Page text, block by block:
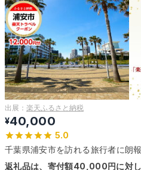
出展： 楽天ふるさと納税
¥40,000
5.0
千葉県浦安市を訪れる旅行者に朗報
返礼品は、寄付額40,000円に対